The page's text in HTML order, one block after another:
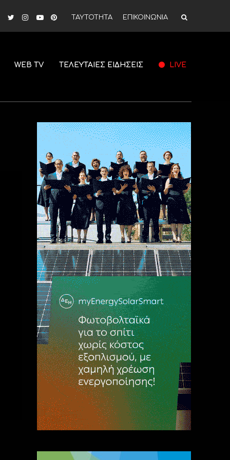
ΤΑΥΤΟΤΗΤΑ ΕΠΙΚΟΙΝΩΝΙΑ
WEB TV ΤΕΛΕΥΤΑΙΕΣ ΕΙΔΗΣΕΙΣ LIVE